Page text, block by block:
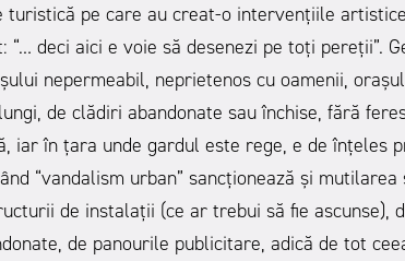
turistică pe care au creat-o intervențiile
deci aici e voie să desenezi pe toți pereții”.
nepermeabil, neprietenos cu oamenii,
de clădiri abandonate sau închise, fără
iar în țara unde gardul este rege, e de înțeles
“vandalism urban” sancționează și
de instalații (ce ar trebui să fie ascunse),
de panourile publicitare, adică de tot